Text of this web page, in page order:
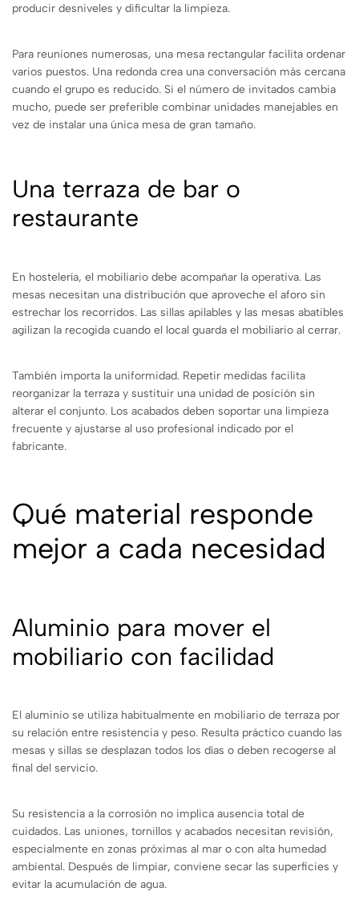
producir desniveles y dificultar la limpieza.
Para reuniones numerosas, una mesa rectangular facilita ordenar
varios puestos. Una redonda crea una conversación más cercana
cuando el grupo es reducido. Si el número de invitados cambia
mucho, puede ser preferible combinar unidades manejables en
vez de instalar una única mesa de gran tamaño.
Una terraza de bar o
restaurante
En hostelería, el mobiliario debe acompañar la operativa. Las
mesas necesitan una distribución que aproveche el aforo sin
estrechar los recorridos. Las sillas apilables y las mesas abatibles
agilizan la recogida cuando el local guarda el mobiliario al cerrar.
También importa la uniformidad. Repetir medidas facilita
reorganizar la terraza y sustituir una unidad de posición sin
alterar el conjunto. Los acabados deben soportar una limpieza
frecuente y ajustarse al uso profesional indicado por el
fabricante.
Qué material responde
mejor a cada necesidad
Aluminio para mover el
mobiliario con facilidad
El aluminio se utiliza habitualmente en mobiliario de terraza por
su relación entre resistencia y peso. Resulta práctico cuando las
mesas y sillas se desplazan todos los días o deben recogerse al
final del servicio.
Su resistencia a la corrosión no implica ausencia total de
cuidados. Las uniones, tornillos y acabados necesitan revisión,
especialmente en zonas próximas al mar o con alta humedad
ambiental. Después de limpiar, conviene secar las superficies y
evitar la acumulación de agua.